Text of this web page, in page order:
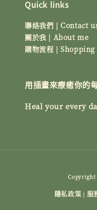
Quick links
聯絡我們 | Contact
關於我 | About me
購物流程 |
用插畫來療癒你的
Heal your every
Copyright
隱私政策 | 服